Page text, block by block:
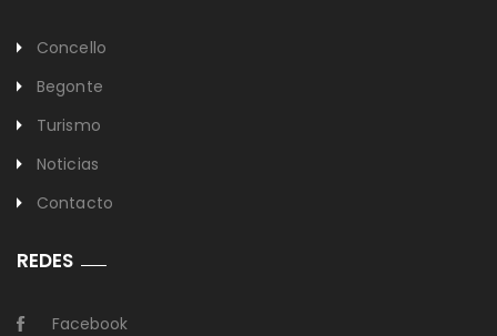
Concello
Begonte
Turismo
Noticias
Contacto
REDES
Facebook